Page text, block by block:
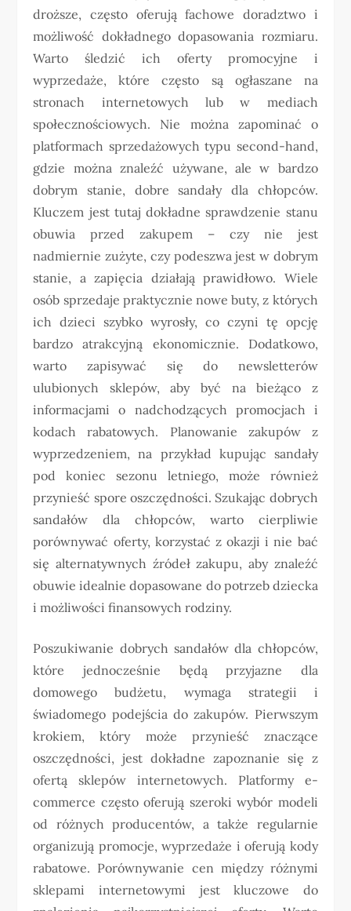
droższe, często oferują fachowe doradztwo i
możliwość dokładnego dopasowania rozmiaru.
Warto śledzić ich oferty promocyjne i
wyprzedaże, które często są ogłaszane na
stronach internetowych lub w mediach
społecznościowych. Nie można zapominać o
platformach sprzedażowych typu second-hand,
gdzie można znaleźć używane, ale w bardzo
dobrym stanie, dobre sandały dla chłopców.
Kluczem jest tutaj dokładne sprawdzenie stanu
obuwia przed zakupem – czy nie jest
nadmiernie zużyte, czy podeszwa jest w dobrym
stanie, a zapięcia działają prawidłowo. Wiele
osób sprzedaje praktycznie nowe buty, z których
ich dzieci szybko wyrosły, co czyni tę opcję
bardzo atrakcyjną ekonomicznie. Dodatkowo,
warto zapisywać się do newsletterów
ulubionych sklepów, aby być na bieżąco z
informacjami o nadchodzących promocjach i
kodach rabatowych. Planowanie zakupów z
wyprzedzeniem, na przykład kupując sandały
pod koniec sezonu letniego, może również
przynieść spore oszczędności. Szukając dobrych
sandałów dla chłopców, warto cierpliwie
porównywać oferty, korzystać z okazji i nie bać
się alternatywnych źródeł zakupu, aby znaleźć
obuwie idealnie dopasowane do potrzeb dziecka
i możliwości finansowych rodziny.
Poszukiwanie dobrych sandałów dla chłopców,
które jednocześnie będą przyjazne dla
domowego budżetu, wymaga strategii i
świadomego podejścia do zakupów. Pierwszym
krokiem, który może przynieść znaczące
oszczędności, jest dokładne zapoznanie się z
ofertą sklepów internetowych. Platformy e-
commerce często oferują szeroki wybór modeli
od różnych producentów, a także regularnie
organizują promocje, wyprzedaże i oferują kody
rabatowe. Porównywanie cen między różnymi
sklepami internetowymi jest kluczowe do